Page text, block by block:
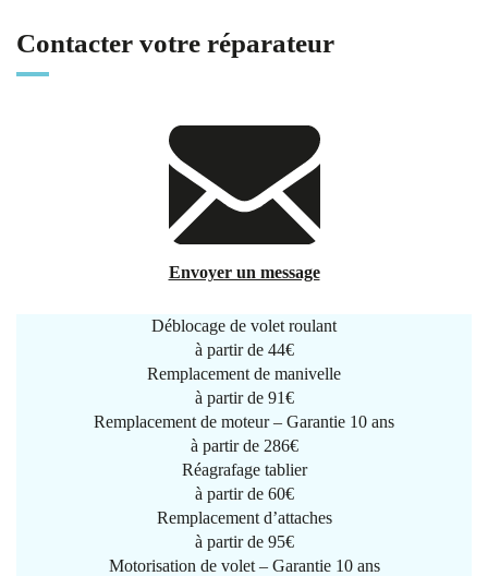
Contacter votre réparateur
Envoyer un message
Déblocage de volet roulant
à partir de 44€
Remplacement de manivelle
à partir de 91€
Remplacement de moteur – Garantie 10 ans
à partir de 286€
Réagrafage tablier
à partir de 60€
Remplacement d’attaches
à partir de 95€
Motorisation de volet – Garantie 10 ans